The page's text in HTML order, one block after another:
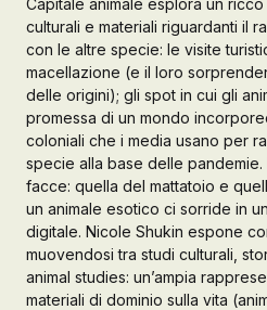
Galleria d’Arte
Contattaci
Capitale animale esplora un
culturali e materiali riguardanti il
con le altre specie: le visite
macellazione (e il loro
delle origini); gli spot in cui gli
promessa di un mondo
coloniali che i media usano per
specie alla base delle pandemie.
facce: quella del mattatoio e
un animale esotico ci sorride in
digitale. Nicole Shukin espone
muovendosi tra studi culturali,
animal studies: un’ampia
materiali di dominio sulla vita